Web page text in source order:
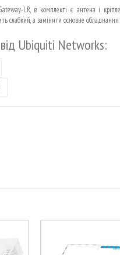
LR, в комплекті є антена і
слабкий, а замінити основне
Ubiquiti Networks: